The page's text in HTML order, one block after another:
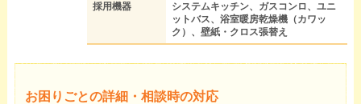
採用機器
システムキッチン、ガスコンロ、ユニ
ットバス、浴室暖房乾燥機（カワッ
ク）、壁紙・クロス張替え
お困りごとの詳細・相談時の対応